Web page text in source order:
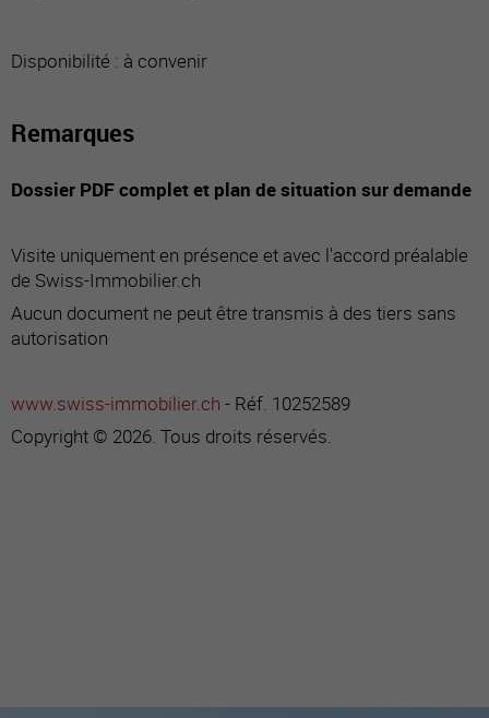
Disponibilité : à convenir
Remarques
Dossier PDF complet et plan de situation sur demande
Visite uniquement en présence et avec l'accord préalable
de Swiss-Immobilier.ch
Aucun document ne peut être transmis à des tiers sans
autorisation
www.swiss-immobilier.ch - Réf. 10252589
Copyright © 2026. Tous droits réservés.